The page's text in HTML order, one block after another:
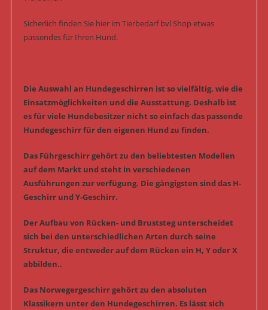
Sicherlich finden Sie hier im Tierbedarf bvl Shop etwas
passendes für Ihren Hund.
Die Auswahl an Hundegeschirren ist so vielfältig, wie die
Einsatzmöglichkeiten und die Ausstattung. Deshalb ist
es für viele Hundebesitzer nicht so einfach das passende
Hundegeschirr für den eigenen Hund zu finden.
Das Führgeschirr gehört zu den beliebtesten Modellen
auf dem Markt und steht in verschiedenen
Ausführungen zur verfügung. Die gängigsten sind das H-
Geschirr und Y-Geschirr.
Der Aufbau von Rücken- und Bruststeg unterscheidet
sich bei den unterschiedlichen Arten durch seine
Struktur, die entweder auf dem Rücken ein H, Y oder X
abbilden..
Das Norwegergeschirr gehört zu den absoluten
Klassikern unter den Hundegeschirren. Es lässt sich